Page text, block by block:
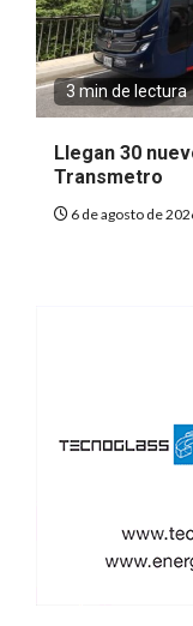
3 min de lectura
Llegan 30
Transmetro
6 de agosto de